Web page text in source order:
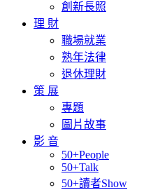
創新長照
理 財
職場就業
熟年法律
退休理財
策 展
專題
圖片故事
影 音
50+People
50+Talk
50+讀者Show